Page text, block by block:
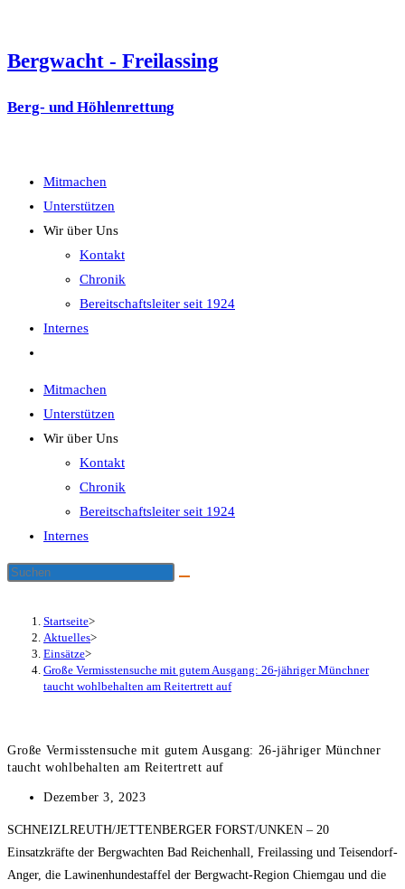
springen
Bergwacht - Freilassing
Berg- und Höhlenrettung
Mitmachen
Unterstützen
Wir über Uns
Kontakt
Chronik
Bereitschaftsleiter seit 1924
Internes
umschalten
Mitmachen
Unterstützen
Wir über Uns
Kontakt
Chronik
Bereitschaftsleiter seit 1924
Internes
Startseite>
Aktuelles>
Einsätze>
Große Vermisstensuche mit gutem Ausgang: 26-jähriger Münchner
taucht wohlbehalten am Reitertrett auf
Große Vermisstensuche mit gutem Ausgang: 26-jähriger Münchner
taucht wohlbehalten am Reitertrett auf
Beitrag
Dezember 3, 2023
SCHNEIZLREUTH/JETTENBERGER FORST/UNKEN – 20
Einsatzkräfte der Bergwachten Bad Reichenhall, Freilassing und Teisendorf-
Anger, die Lawinenhundestaffel der Bergwacht-Region Chiemgau und die